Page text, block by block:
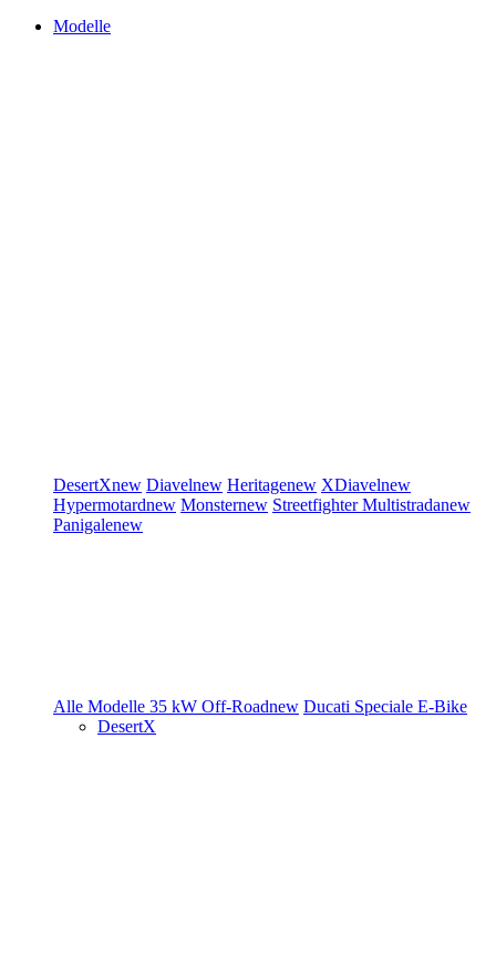
Modelle
DesertXnew Diavelnew Heritagenew XDiavelnew
Hypermotardnew Monsternew StreetfighterMultistradanew
Panigalenew
Alle Modelle 35 kW Off-Roadnew Ducati Speciale E-Bike
DesertX